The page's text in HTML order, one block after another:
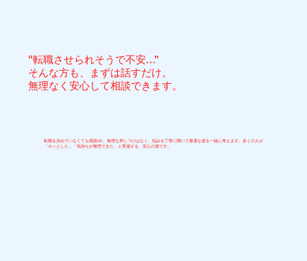
“転職させられそうで不安…”
そんな方も、まずは話すだけ。
無理なく安心して相談できます。
転職を決めていなくても相談OK。無理な押しつけはなく、悩みを丁寧に聞いて最適な道を一緒に考えます。多くの人が
「ホッとした」「気持ちが整理できた」と実感する、安心の場です。